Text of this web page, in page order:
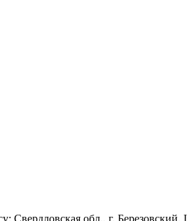
Свердловская обл., г.